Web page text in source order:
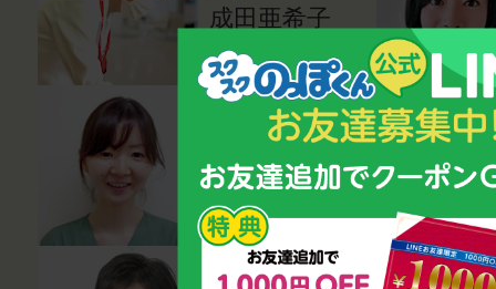
成田亜希子
医師（小児科
湯田貴江
心理カウンセ